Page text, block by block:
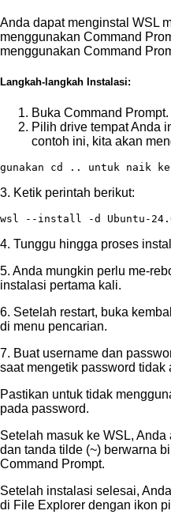
Anda dapat menginstal WSL
menggunakan Command
menggunakan Command
Langkah-langkah Instalasi:
Buka Command Prompt.
Pilih drive tempat Anda
contoh ini, kita akan
gunakan cd .. untuk naik
3. Ketik perintah berikut:
wsl --install -d Ubuntu-
4. Tunggu hingga proses
5. Anda mungkin perlu me-
instalasi pertama kali.
6. Setelah restart, buka
di menu pencarian.
7. Buat username dan
saat mengetik password tidak
Pastikan untuk tidak
pada password.
Setelah masuk ke WSL,
dan tanda tilde (~) berwarna
Command Prompt.
Setelah instalasi selesai,
di File Explorer dengan ikon